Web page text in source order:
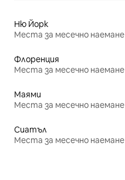
Ню Йорк
Места за месечно наемане
Флоренция
Места за месечно наемане
Маями
Места за месечно наемане
Сиатъл
Места за месечно наемане